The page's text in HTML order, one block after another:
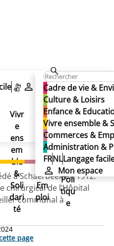
Cadre de vie &
Culture & Loisirs
Enfance &
Vivre ensemble &
Commerces &
Administration &
FRNLLangage
Mon espace
Mon espace
Vivr
e
ens
em
ble
&
Soli
dari
té
Co
mm
erc
es
&
Em
ploi
Ad
min
istr
atio
n &
Poli
tiqu
e
(rue
(rue
à Schaerbeek en 1912.
chirurgical de l’Hôpital
communal à
page